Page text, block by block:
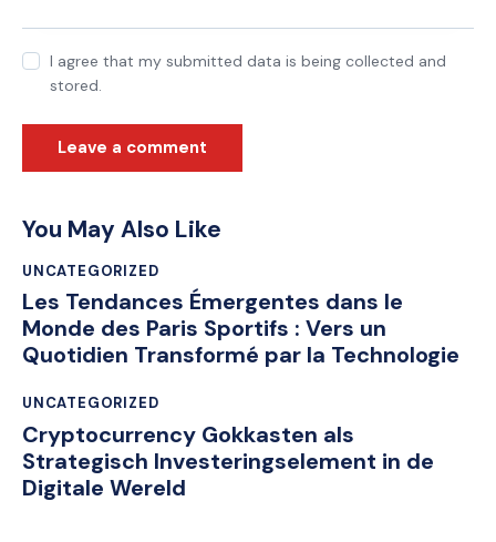
I agree that my submitted data is being collected and
stored.
You May Also Like
UNCATEGORIZED
Les Tendances Émergentes dans le
Monde des Paris Sportifs : Vers un
Quotidien Transformé par la Technologie
UNCATEGORIZED
Cryptocurrency Gokkasten als
Strategisch Investeringselement in de
Digitale Wereld